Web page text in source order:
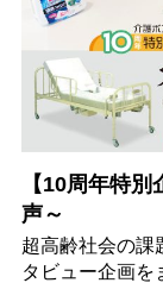
【10周年特
声～
超高齢社会の課
タビュー企画を